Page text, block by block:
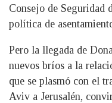
Consejo de Seguridad
política de
Pero la llegada de
nuevos bríos a la
que se plasmó con el
Aviv a Jerusalén,